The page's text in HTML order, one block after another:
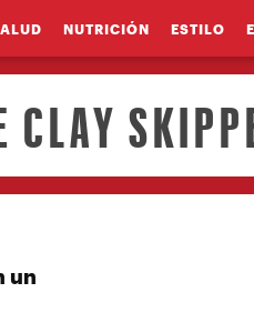
NUTRICIÓN ESTILO
CLAY
un